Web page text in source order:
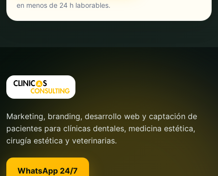
en menos de 24 h laborables.
Marketing, branding, desarrollo web y captación de
pacientes para clínicas dentales, medicina estética,
cirugía estética y veterinarias.
WhatsApp 24/7